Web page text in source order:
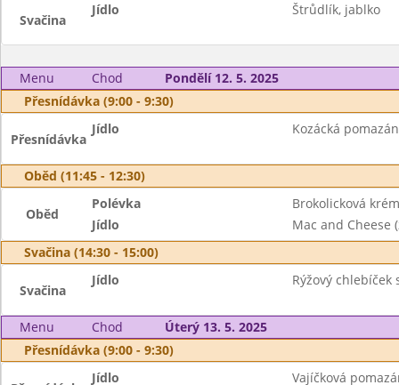
Svačina
Jídlo Štrůdlík, jablko
Menu Chod
Pondělí 12. 5. 2025
Přesnídávka (9:00 - 9:30)
Přesnídávka
Jídlo Kozácká
Oběd (11:45 - 12:30)
Oběd
Polévka
Brokolicková
Jídlo
Mac and Cheese
Svačina (14:30 - 15:00)
Svačina
Jídlo Rýžový chlebíček
Menu Chod
Úterý 13. 5. 2025
Přesnídávka (9:00 - 9:30)
Jídlo Vajíčková